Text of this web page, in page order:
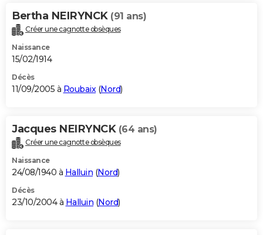
Bertha NEIRYNCK (91 ans)
Créer une cagnotte obsèques
Naissance
15/02/1914
Décès
11/09/2005 à Roubaix(Nord)
Jacques NEIRYNCK (64 ans)
Créer une cagnotte obsèques
Naissance
24/08/1940 à Halluin (Nord)
Décès
23/10/2004 à Halluin (Nord)